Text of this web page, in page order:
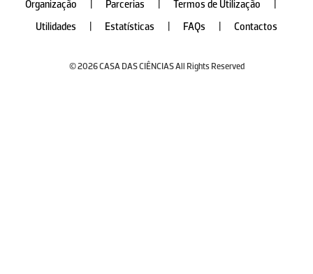
Organização
Parcerias Termos de Utilização
Utilidades
Estatísticas FAQs Contactos
© 2026 CASA DAS CIÊNCIAS All Rights Reserved